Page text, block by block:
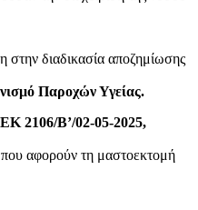
στην διαδικασία αποζημίωσης
Παροχών Υγείας.
2106/Β’/02-05-2025,
αφορούν τη μαστοεκτομή